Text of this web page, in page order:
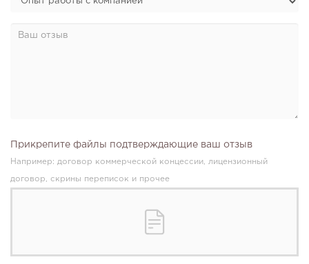
Прикрепите файлы подтверждающие ваш отзыв
Например: договор коммерческой концессии, лицензионный
договор, скрины переписок и прочее